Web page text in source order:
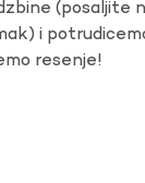
(posaljite
i
resenje!